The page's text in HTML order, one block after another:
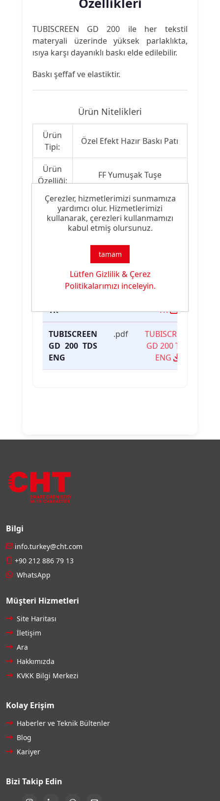
TUBISCREEN GD 200 ile her tekstil
materyali üzerinde yüksek parlaklıkta,
ısıya karşı dayanıklı baskı elde edilebilir.
Baskı şeffaf ve elastiktir.
Ürün Nitelikleri
Ürün
Tipi:
Özel Efekt Hazır Baskı Patı
Ürün
Özelliği:
FF Yumuşak Tuşe
Ürün Dokümanları
Dosya İsmi
Dosya
Türü
TUBISCREEN
TR
.pdf
TUBISCREEN
TR
TUBISCREEN
GD 200 TDS
ENG
.pdf
TUBISCREEN
GD 200 TDS
ENG
Bilgi
info.turkey@cht.com
+90 212 886 79 13
WhatsApp
Müşteri Hizmetleri
Site Haritası
İletişim
Ara
Hakkımızda
KVKK Bilgi Merkezi
Kolay Erişim
Haberler ve Teknik Bültenler
Blog
Kariyer
Bizi Takip Edin
Çerezler, hizmetlerimizi sunmamıza
yardımcı olur. Hizmetlerimizi
kullanarak, çerezleri kullanmamızı
kabul etmiş olursunuz.
tamam
Lütfen Gizlilik & Çerez
Politikalarımızı inceleyin.